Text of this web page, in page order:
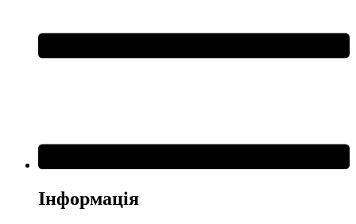
Інформація